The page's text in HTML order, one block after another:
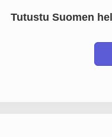
Tutustu Suomen